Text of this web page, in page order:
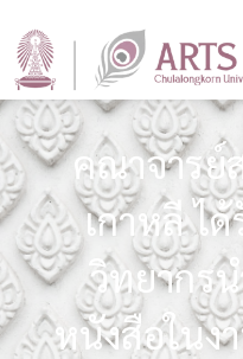
คณาจารย์
เกาหลี ไ
วิทยากร
หนังสือในง